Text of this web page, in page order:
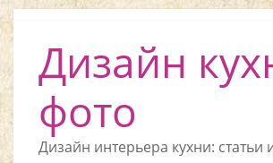
Дизайн
фото
Дизайн интерьера кухни: статьи